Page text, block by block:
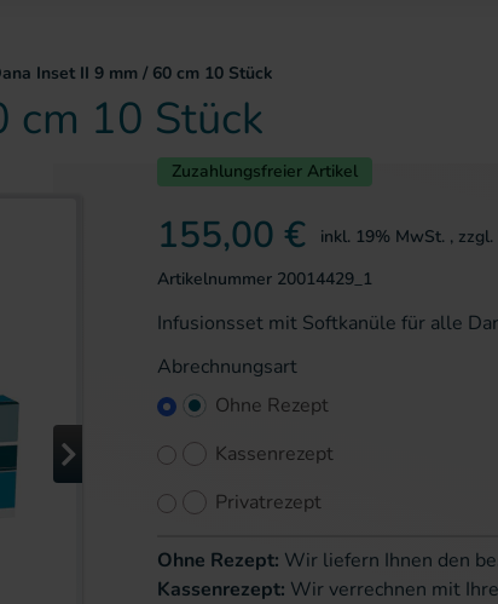
Inset II 9 mm / 60 cm 10 Stück
cm 10 Stück
155,00 € inkl. 19% MwSt. , zzgl.
Zuzahlungsfreier Artikel
Artikelnummer 20014429_1
Infusionsset mit Softkanüle für alle
Abrechnungsart
Ohne Rezept
Kassenrezept
Privatrezept
Ohne Rezept: Wir liefern Ihnen den
Kassenrezept: Wir verrechnen mit